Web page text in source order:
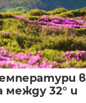
в
32° и